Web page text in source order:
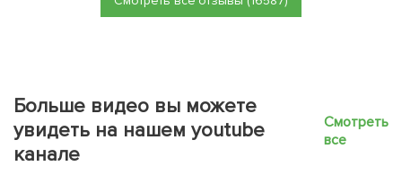
Больше видео вы можете
увидеть на нашем youtube
канале
Смотреть
все